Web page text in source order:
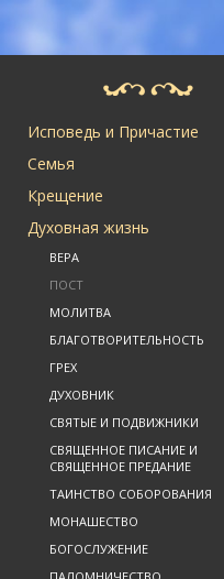
Исповедь и Причастие
Семья
Крещение
Духовная жизнь
ВЕРА
ПОСТ
МОЛИТВА
БЛАГОТВОРИТЕЛЬНОСТЬ
ГРЕХ
ДУХОВНИК
СВЯТЫЕ И ПОДВИЖНИКИ
СВЯЩЕННОЕ ПИСАНИЕ И
СВЯЩЕННОЕ ПРЕДАНИЕ
ТАИНСТВО СОБОРОВАНИЯ
МОНАШЕСТВО
БОГОСЛУЖЕНИЕ